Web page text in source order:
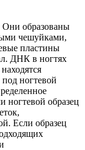
образованы
чешуйками,
пластины
. ДНК в ногтях
ятся
ногтевой
ногтевой образец
Если образец